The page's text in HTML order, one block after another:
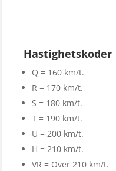
Hastighetskoder
Q = 160 km/t.
R = 170 km/t.
S = 180 km/t.
T = 190 km/t.
U = 200 km/t.
H = 210 km/t.
VR = Over 210 km/t.